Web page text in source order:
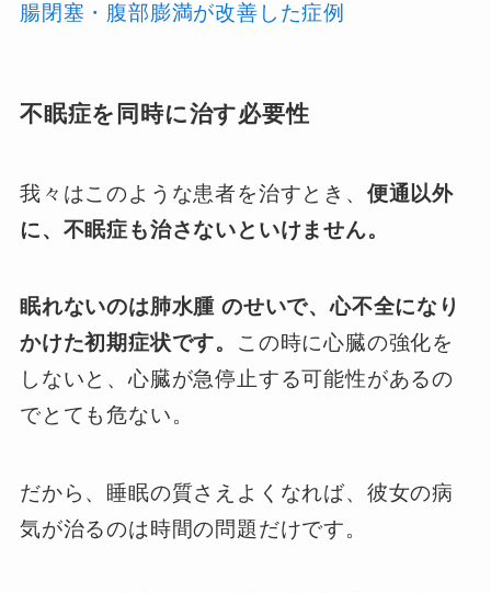
腸閉塞・腹部膨満が改善した症例
不眠症を同時に治す必要性
我々はこのような患者を治すとき、 便通以外
に、不眠症も治さないといけません。
眠れないのは肺水腫 のせいで、心不全になり
かけた初期症状です。 この時に心臓の強化を
しないと、心臓が急停止する可能性があるの
でとても危ない。
だから、睡眠の質さえよくなれば、彼女の病
気が治るのは時間の問題だけです。